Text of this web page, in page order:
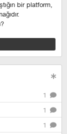
bir platform,
1
1
1